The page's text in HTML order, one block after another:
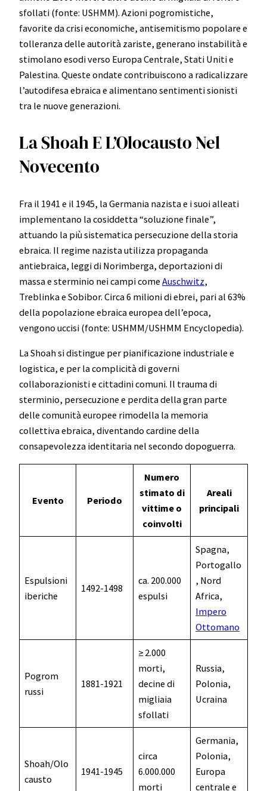
sfollati (fonte: USHMM). Azioni pogromistiche,
favorite da crisi economiche, antisemitismo popolare e
tolleranza delle autorità zariste, generano instabilità e
stimolano esodi verso Europa Centrale, Stati Uniti e
Palestina. Queste ondate contribuiscono a radicalizzare
l’autodifesa ebraica e alimentano sentimenti sionisti
tra le nuove generazioni.
La Shoah E L’Olocausto Nel
Novecento
Fra il 1941 e il 1945, la Germania nazista e i suoi alleati
implementano la cosiddetta “soluzione finale”,
attuando la più sistematica persecuzione della storia
ebraica. Il regime nazista utilizza propaganda
antiebraica, leggi di Norimberga, deportazioni di
massa e sterminio nei campi come Auschwitz,
Treblinka e Sobibor. Circa 6 milioni di ebrei, pari al 63%
della popolazione ebraica europea dell’epoca,
vengono uccisi (fonte: USHMM/USHMM Encyclopedia).
La Shoah si distingue per pianificazione industriale e
logistica, e per la complicità di governi
collaborazionisti e cittadini comuni. Il trauma di
sterminio, persecuzione e perdita della gran parte
delle comunità europee rimodella la memoria
collettiva ebraica, diventando cardine della
consapevolezza identitaria nel secondo dopoguerra.
Evento Periodo
Numero
stimato di
vittime o
coinvolti
Areali
principali
Espulsioni
iberiche
1492-1498
ca. 200.000
espulsi
Spagna,
Portogallo
, Nord
Africa,
Impero
Ottomano
Pogrom
russi
1881-1921
≥ 2.000
morti,
decine di
migliaia
sfollati
Russia,
Polonia,
Ucraina
Shoah/Olo
causto
1941-1945
circa
6.000.000
morti
Germania,
Polonia,
Europa
centrale e